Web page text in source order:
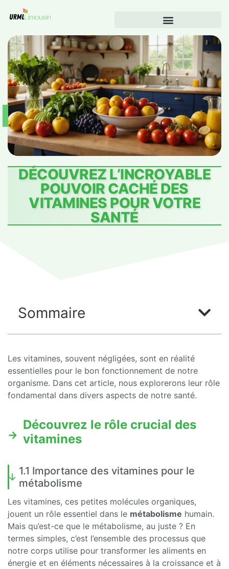
DÉCOUVREZ L’INCROYABLE
POUVOIR CACHÉ DES
VITAMINES POUR VOTRE
SANTÉ
Sommaire
Les vitamines, souvent négligées, sont en réalité
essentielles pour le bon fonctionnement de notre
organisme. Dans cet article, nous explorerons leur rôle
fondamental dans divers aspects de notre santé.
Découvrez le rôle crucial des
vitamines
1.1 Importance des vitamines pour le
métabolisme
Les vitamines, ces petites molécules organiques,
jouent un rôle essentiel dans le métabolisme humain.
Mais qu’est-ce que le métabolisme, au juste ? En
termes simples, c’est l’ensemble des processus que
notre corps utilise pour transformer les aliments en
énergie et en éléments nécessaires à la croissance et à